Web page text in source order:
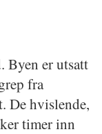
Byen er utsatt
fra
De hvislende,
timer inn